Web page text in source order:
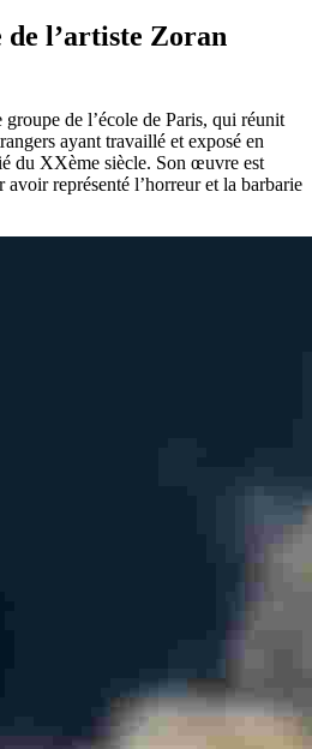
de l’artiste Zoran
de l’école de Paris, qui réunit
ayant travaillé et exposé en
du XXème siècle. Son œuvre est
représenté l’horreur et la barbarie